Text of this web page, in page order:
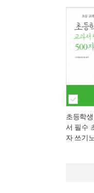
초등학
서 필수
자 쓰기